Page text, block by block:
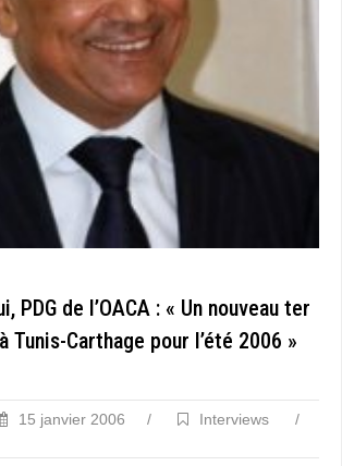
PDG de l’OACA : « Un nouveau ter
Tunis-Carthage pour l’été 2006 »
15 janvier 2006 / Interviews
/